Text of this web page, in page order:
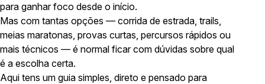
para ganhar foco desde o início.
Mas com tantas opções — corrida de estrada, trails,
meias maratonas, provas curtas, percursos rápidos ou
mais técnicos — é normal ficar com dúvidas sobre qual
é a escolha certa.
Aqui tens um guia simples, direto e pensado para